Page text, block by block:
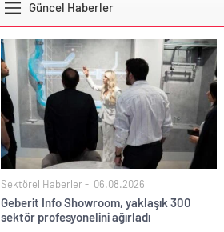
Güncel Haberler
Sektörel Haberler 06.08.2026
Geberit Info Showroom, yaklaşık 300
sektör profesyonelini ağırladı